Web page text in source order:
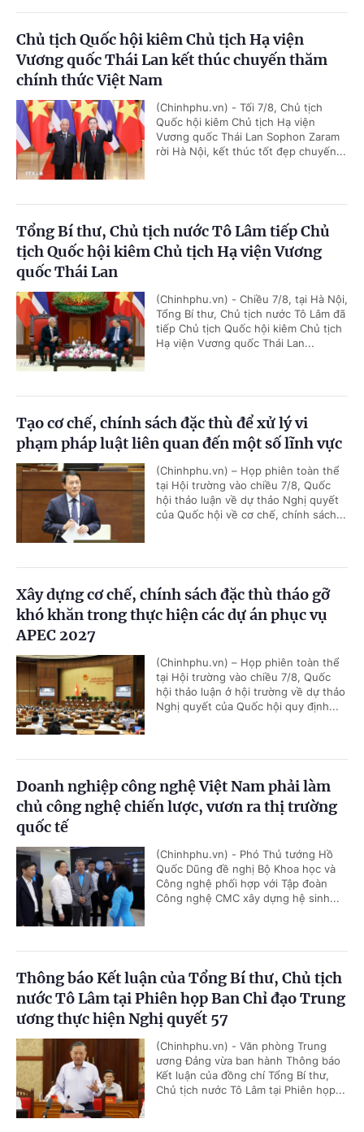
Chủ tịch Quốc hội kiêm Chủ tịch Hạ viện
Vương quốc Thái Lan kết thúc chuyến thăm
chính thức Việt Nam
(Chinhphu.vn) - Tối 7/8, Chủ tịch
Quốc hội kiêm Chủ tịch Hạ viện
Vương quốc Thái Lan Sophon Zaram
rời Hà Nội, kết thúc tốt đẹp chuyến...
Tổng Bí thư, Chủ tịch nước Tô Lâm tiếp Chủ
tịch Quốc hội kiêm Chủ tịch Hạ viện Vương
quốc Thái Lan
(Chinhphu.vn) - Chiều 7/8, tại Hà Nội,
Tổng Bí thư, Chủ tịch nước Tô Lâm đã
tiếp Chủ tịch Quốc hội kiêm Chủ tịch
Hạ viện Vương quốc Thái Lan...
Tạo cơ chế, chính sách đặc thù để xử lý vi
phạm pháp luật liên quan đến một số lĩnh vực
(Chinhphu.vn) – Họp phiên toàn thể
tại Hội trường vào chiều 7/8, Quốc
hội thảo luận về dự thảo Nghị quyết
của Quốc hội về cơ chế, chính sách...
Xây dựng cơ chế, chính sách đặc thù tháo gỡ
khó khăn trong thực hiện các dự án phục vụ
APEC 2027
(Chinhphu.vn) – Họp phiên toàn thể
tại Hội trường vào chiều 7/8, Quốc
hội thảo luận ở hội trường về dự thảo
Nghị quyết của Quốc hội quy định...
Doanh nghiệp công nghệ Việt Nam phải làm
chủ công nghệ chiến lược, vươn ra thị trường
quốc tế
(Chinhphu.vn) - Phó Thủ tướng Hồ
Quốc Dũng đề nghị Bộ Khoa học và
Công nghệ phối hợp với Tập đoàn
Công nghệ CMC xây dựng hệ sinh...
Thông báo Kết luận của Tổng Bí thư, Chủ tịch
nước Tô Lâm tại Phiên họp Ban Chỉ đạo Trung
ương thực hiện Nghị quyết 57
(Chinhphu.vn) - Văn phòng Trung
ương Đảng vừa ban hành Thông báo
Kết luận của đồng chí Tổng Bí thư,
Chủ tịch nước Tô Lâm tại Phiên họp...